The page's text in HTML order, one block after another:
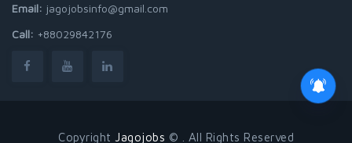
Email: jagojobsinfo@gmail.com
Call: +88029842176
Copyright Jagojobs © . All Rights Reserved